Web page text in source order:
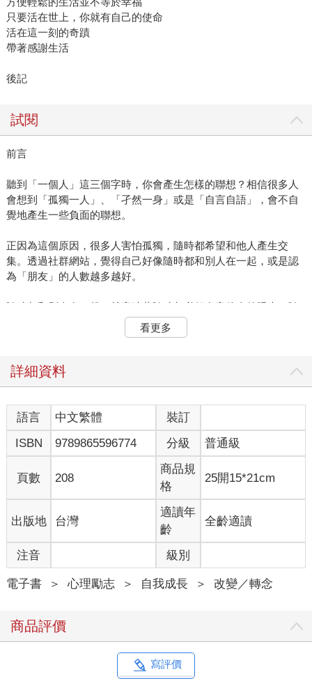
只要活在世上，你就有自己的使命
活在這一刻的奇蹟
帶著感謝生活
後記
試閱
前言
聽到「一個人」這三個字時，你會產生怎樣的聯想？相信很多人
會想到「孤獨一人」、「孑然一身」或是「自言自語」，會不自
覺地產生一些負面的聯想。
正因為這個原因，很多人害怕孤獨，隨時都希望和他人產生交
集。透過社群網站，覺得自己好像隨時都和別人在一起，或是認
為「朋友」的人數越多越好。
隨時都和別人在一起，就意味著隨時都必須在意他人的眼光，隨
時都把自己和別人進行比較。一旦習慣這種狀態，久而久之，就
會迷失真正的自己，進而迷失自己的人生。
禪語中有「主人公」這個名詞，這和電影或是電視中的「主角」
禪認為，每個人內心都有「菩薩」。
「菩薩」就是「自己原本清澈無比的心」。
自己帶著怎樣的使命來到這個世界？自己在這個世界必須完成什
麼使命？如果有一百個人，就會有一百種不同的作用。
思考這個問題很重要。無法藉由和他人比較得到這個問題的答
案，也無法透過模仿他人找到答案，必須自己充分思考，才能夠
找到答案。
「這才是上天賦予我的使命」、「這才是我該走的人生之路」，
有一個成語叫做「自問自答」，就是問自己的心，由自己的心來
回答。這對人生是一件很重要的事。
看更多
詳細資料
語言 中文繁體
裝訂
ISBN
9789865596774 分級 普通級
頁數 208
商品規
格
25開15*21cm
出版地 台灣
適讀年
齡
全齡適讀
注音 級別
電子書 ＞ 心理勵志 ＞ 自我成長 ＞ 改變／轉念
商品評價
寫評價